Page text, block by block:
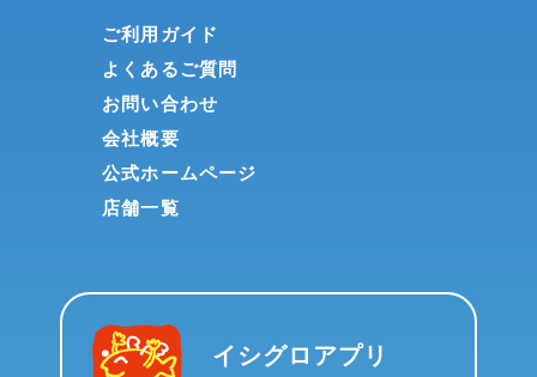
ご利用ガイド
よくあるご質問
お問い合わせ
会社概要
公式ホームページ
店舗一覧
イシグロアプリ